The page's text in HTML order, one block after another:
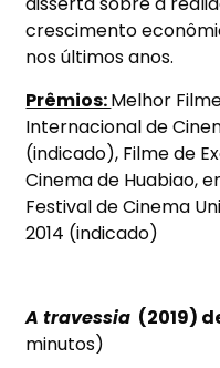
crescimento
nos últimos anos.
Prêmios:Melhor
Internacional de
(indicado), Filme de
Cinema de Huabiao,
Festival de Cinema
2014 (indicado)
A travessia (2019)
minutos)